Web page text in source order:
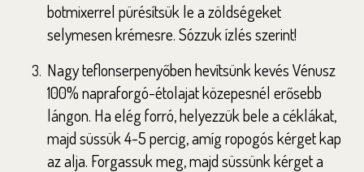
botmixerrel pürésítsük le a zöldségeket
selymesen krémesre. Sózzuk ízlés szerint!
Nagy teflonserpenyőben hevítsünk kevés Vénusz
100% napraforgó-étolajat közepesnél erősebb
lángon. Ha elég forró, helyezzük bele a céklákat,
majd süssük 4-5 percig, amíg ropogós kérget kap
az alja. Forgassuk meg, majd süssünk kérget a